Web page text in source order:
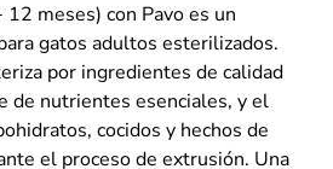
meses) con Pavo es un
gatos adultos esterilizados.
por ingredientes de calidad
de nutrientes esenciales, y el
cocidos y hechos de
el proceso de extrusión. Una